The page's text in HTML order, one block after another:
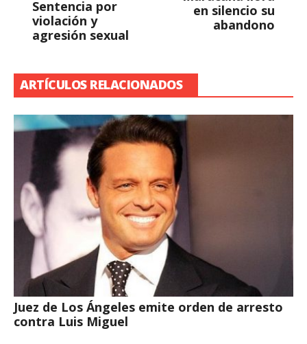
Sentencia por
violación y
agresión sexual
en silencio su
abandono
ARTÍCULOS RELACIONADOS
Juez de Los Ángeles emite orden de arresto
contra Luis Miguel